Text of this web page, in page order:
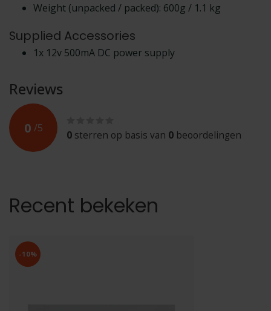
Weight (unpacked / packed): 600g / 1.1 kg
Supplied Accessories
1x 12v 500mA DC power supply
Reviews
0 /5
0 sterren op basis van 0 beoordelingen
Recent bekeken
-10%